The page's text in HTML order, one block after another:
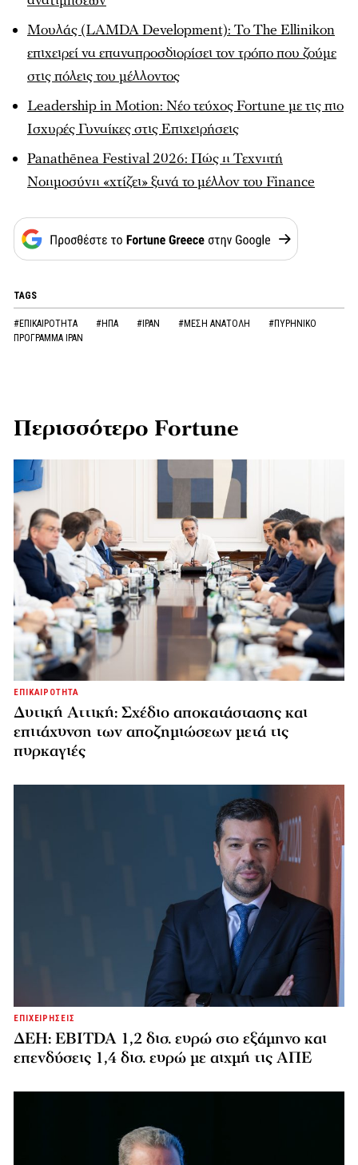
Μουλάς (LAMDA Development): To The Ellinikon
επιχειρεί να επαναπροσδιορίσει τον τρόπο που ζούμε
στις πόλεις του μέλλοντος
Leadership in Motion: Νέο τεύχος Fortune με τις πιο
Ισχυρές Γυναίκες στις Επιχειρήσεις
Panathēnea Festival 2026: Πώς η Τεχνητή
Νοημοσύνη «χτίζει» ξανά το μέλλον του Finance
TAGS
#ΕΠΙΚΑΙΡΟΤΗΤΑ #ΗΠΑ #ΙΡΑΝ #ΜΕΣΗ ΑΝΑΤΟΛΗ
#ΠΥΡΗΝΙΚΟ
ΠΡΟΓΡΑΜΜΑ ΙΡΑΝ
Περισσότερο Fortune
ΕΠΙΚΑΙΡΟΤΗΤΑ
Δυτική Αττική: Σχέδιο αποκατάστασης και
επιτάχυνση των αποζημιώσεων μετά τις
πυρκαγιές
ΕΠΙΧΕΙΡΗΣΕΙΣ
ΔΕΗ: EBITDA 1,2 δισ. ευρώ στο εξάμηνο και
επενδύσεις 1,4 δισ. ευρώ με αιχμή τις ΑΠΕ